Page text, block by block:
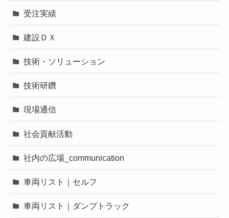
受注実績
建設ＤＸ
技術・ソリューション
技術研鑽
現場通信
社会貢献活動
社内の広場_communication
車両リスト｜セルフ
車両リスト｜ダンプトラック